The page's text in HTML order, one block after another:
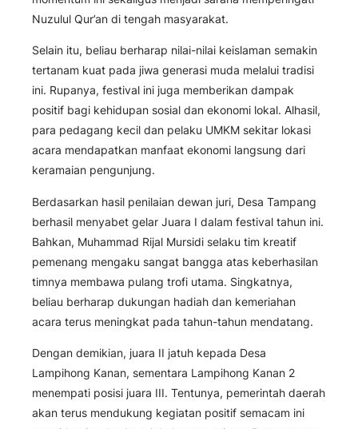
Nuzulul Qur’an di tengah masyarakat.
Selain itu, beliau berharap nilai-nilai keislaman semakin
tertanam kuat pada jiwa generasi muda melalui tradisi
ini. Rupanya, festival ini juga memberikan dampak
positif bagi kehidupan sosial dan ekonomi lokal. Alhasil,
para pedagang kecil dan pelaku UMKM sekitar lokasi
acara mendapatkan manfaat ekonomi langsung dari
keramaian pengunjung.
Berdasarkan hasil penilaian dewan juri, Desa Tampang
berhasil menyabet gelar Juara I dalam festival tahun ini.
Bahkan, Muhammad Rijal Mursidi selaku tim kreatif
pemenang mengaku sangat bangga atas keberhasilan
timnya membawa pulang trofi utama. Singkatnya,
beliau berharap dukungan hadiah dan kemeriahan
acara terus meningkat pada tahun-tahun mendatang.
Dengan demikian, juara II jatuh kepada Desa
Lampihong Kanan, sementara Lampihong Kanan 2
menempati posisi juara III. Tentunya, pemerintah daerah
akan terus mendukung kegiatan positif semacam ini